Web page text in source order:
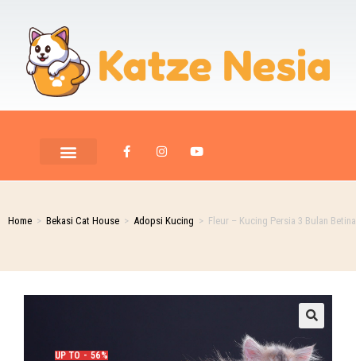
Home > Bekasi Cat House > Adopsi Kucing > Fleur – Kucing Persia 3 Bulan Betina
UP TO - 56%